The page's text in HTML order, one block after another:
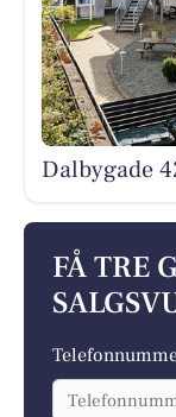
Dalbygade
FÅ TRE